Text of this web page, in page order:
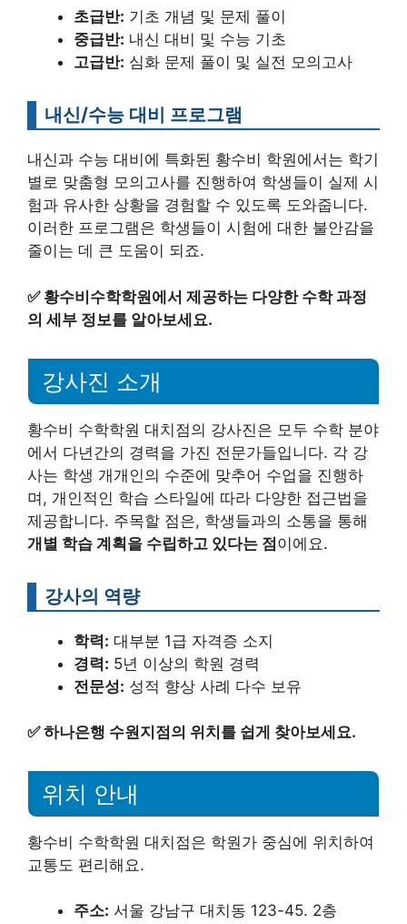
초급반: 기초 개념 및 문제 풀이
중급반: 내신 대비 및 수능 기초
고급반: 심화 문제 풀이 및 실전 모의고사
내신/수능 대비 프로그램
내신과 수능 대비에 특화된 황수비 학원에서는 학기
별로 맞춤형 모의고사를 진행하여 학생들이 실제 시
험과 유사한 상황을 경험할 수 있도록 도와줍니다.
이러한 프로그램은 학생들이 시험에 대한 불안감을
줄이는 데 큰 도움이 되죠.
✅ 황수비수학학원에서 제공하는 다양한 수학 과정
의 세부 정보를 알아보세요.
강사진 소개
황수비 수학학원 대치점의 강사진은 모두 수학 분야
에서 다년간의 경력을 가진 전문가들입니다. 각 강
사는 학생 개개인의 수준에 맞추어 수업을 진행하
며, 개인적인 학습 스타일에 따라 다양한 접근법을
제공합니다. 주목할 점은, 학생들과의 소통을 통해
개별 학습 계획을 수립하고 있다는 점이에요.
강사의 역량
학력: 대부분 1급 자격증 소지
경력: 5년 이상의 학원 경력
전문성: 성적 향상 사례 다수 보유
✅하나은행 수원지점의 위치를 쉽게 찾아보세요.
위치 안내
황수비 수학학원 대치점은 학원가 중심에 위치하여
교통도 편리해요.
주소: 서울 강남구 대치동 123-45. 2층